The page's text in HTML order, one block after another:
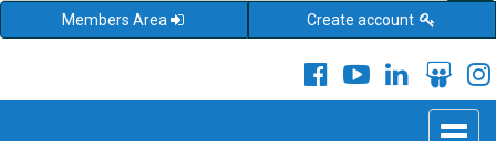
Members Area Create account
Toggle